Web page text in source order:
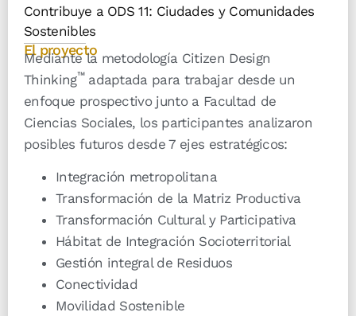
Contribuye a ODS 11: Ciudades y Comunidades
Sostenibles
El proyecto
Mediante la metodología Citizen Design
Thinking™adaptada para trabajar desde un
enfoque prospectivo junto a Facultad de
Ciencias Sociales, los participantes analizaron
posibles futuros desde 7 ejes estratégicos:
Integración metropolitana
Transformación de la Matriz Productiva
Transformación Cultural y Participativa
Hábitat de Integración Socioterritorial
Gestión integral de Residuos
Conectividad
Movilidad Sostenible